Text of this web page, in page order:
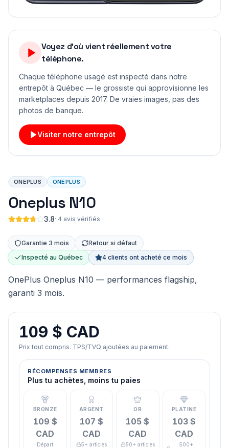
Voyez d'où vient réellement votre
téléphone.
Chaque téléphone usagé est inspecté dans notre
entrepôt à Québec — le grossiste qui approvisionne les
marketplaces depuis 2017. De vraies images, pas des
photos de banque.
Visiter notre entrepôt
ONEPLUS ONEPLUS
Oneplus N10
3.8· 4 avis vérifiés
Garantie 3 mois
Retour si défaut
Inspecté au Québec
4 clients ont acheté ce mois
OnePlus Oneplus N10 — performances flagship,
garanti 3 mois.
109 $ CAD
Prix tout compris. TPS/TVQ ajoutées au paiement.
RÉCOMPENSES MEMBRES
Plus tu achètes, moins tu paies
BRONZE
109 $
CAD
Départ
ARGENT
107 $
CAD
5+ articles
OR
105 $
CAD
50+ articles
PLATINE
103 $
CAD
500+